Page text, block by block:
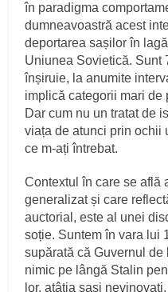
în paradigma
dumneavoastră acest
deportarea sașilor în
Uniunea Sovietică. Sunt
înșiruie, la anumite
implică categorii mari de
Dar cum nu un tratat de
viața de atunci prin ochii
ce m-ați întrebat.
Contextul în care se află
generalizat și care
auctorial, este al unei
soție. Suntem în vara lui
supărată că Guvernul
nimic pe lângă Stalin
lor, atâția sași